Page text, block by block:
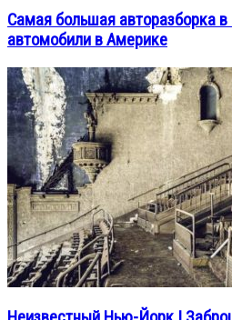
Самая большая авторазборка
автомобили в Америке